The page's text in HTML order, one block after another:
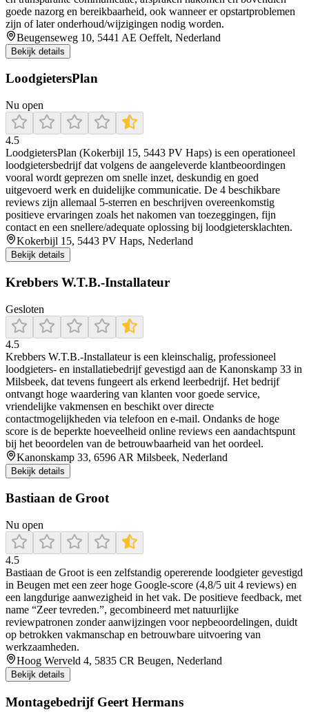
goede nazorg en bereikbaarheid, ook wanneer er opstartproblemen
zijn of later onderhoud/wijzigingen nodig worden.
Beugenseweg 10, 5441 AE Oeffelt, Nederland
Bekijk details
LoodgietersPlan
Nu open
4.5
LoodgietersPlan (Kokerbijl 15, 5443 PV Haps) is een operationeel
loodgietersbedrijf dat volgens de aangeleverde klantbeoordingen
vooral wordt geprezen om snelle inzet, deskundig en goed
uitgevoerd werk en duidelijke communicatie. De 4 beschikbare
reviews zijn allemaal 5-sterren en beschrijven overeenkomstig
positieve ervaringen zoals het nakomen van toezeggingen, fijn
contact en een snellere/adequate oplossing bij loodgietersklachten.
Kokerbijl 15, 5443 PV Haps, Nederland
Bekijk details
Krebbers W.T.B.-Installateur
Gesloten
4.5
Krebbers W.T.B.-Installateur is een kleinschalig, professioneel
loodgieters- en installatiebedrijf gevestigd aan de Kanonskamp 33 in
Milsbeek, dat tevens fungeert als erkend leerbedrijf. Het bedrijf
ontvangt hoge waardering van klanten voor goede service,
vriendelijke vakmensen en beschikt over directe
contactmogelijkheden via telefoon en e‑mail. Ondanks de hoge
score is de beperkte hoeveelheid online reviews een aandachtspunt
bij het beoordelen van de betrouwbaarheid van het oordeel.
Kanonskamp 33, 6596 AR Milsbeek, Nederland
Bekijk details
Bastiaan de Groot
Nu open
4.5
Bastiaan de Groot is een zelfstandig opererende loodgieter gevestigd
in Beugen met een zeer hoge Google-score (4,8/5 uit 4 reviews) en
een langdurige aanwezigheid in het vak. De positieve feedback, met
name “Zeer tevreden.”, gecombineerd met natuurlijke
reviewpatronen zonder aanwijzingen voor nepbeoordelingen, duidt
op betrokken vakmanschap en betrouwbare uitvoering van
werkzaamheden.
Hoog Werveld 4, 5835 CR Beugen, Nederland
Bekijk details
Montagebedrijf Geert Hermans